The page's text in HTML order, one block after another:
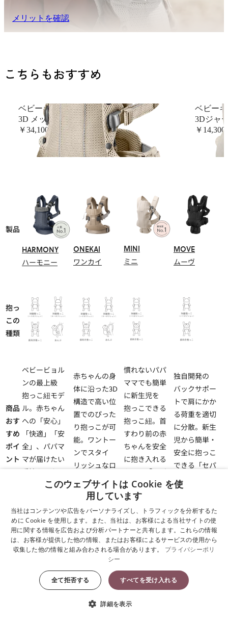
メリットを確認
こちらもおすすめ
ベビーキャリア Harmony
3D メッシュ, グレーベージュ
￥34,100
+6
ベビー
3Dジャ
￥14,300
製品
HARMONY
ハーモニー
ONEKAI
ワンカイ
MINI
ミニ
MOVE
ムーヴ
抱っ
この
種類
商品
おす
すめ
ポイ
ント
ベビービョル
ンの最上級
抱っこ紐モデ
ル。赤ちゃん
への「安心」
「快適」「安
全」、パパマ
マが届けたい
愛情をカタチ
にした抱っこ
赤ちゃんの身
体に沿った3D
構造で高い位
置でのぴった
り抱っこが可
能。ワントー
ンでスタイ
リッシュなロ
ングセラーモ
デル。
慣れないパパ
ママでも簡単
に新生児を
抱っこできる
抱っこ紐。首
すわり前の赤
ちゃんを安全
に抱き入れる
ための「セパ
レート構造」
が特徴。
独自開発の
バックサポー
トで肩にかか
る荷重を適切
に分散。新生
児から簡単・
安全に抱っこ
できる「セパ
レート構
造」。
対象
月齢
0カ月~約36ヶ
月
0カ月〜約36ヶ
月
0カ月〜約12ヶ
月
0カ月~約15ヶ
月
体重3.2~15kg 体重3.5〜15kg 体重3.2〜11kg 体重3.2~12kg
このウェブサイトは Cookie を使
用しています
当社はコンテンツや広告をパーソナライズし、トラフィックを分析するた
めに Cookie を使用します。また、当社は、お客様による当社サイトの使
用に関する情報を広告および分析パートナーと共有します。これらの情報
は、お客様が提供した他の情報、またはお客様によるサービスの使用から
収集した他の情報と組み合わされる場合があります。
プライバシーポリ
シー
すべてを受け入れる
全て拒否する
詳細を表示